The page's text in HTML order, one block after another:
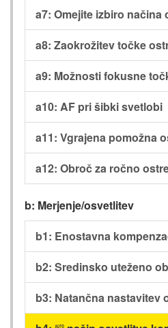
a7: Omejite izbiro načina
a8: Zaokrožitev točke
a9: Možnosti fokusne
a10: AF pri šibki svetlobi
a11: Vgrajena pomožna
a12: Obroč za ročno
b: Merjenje/osvetlitev
b1: Enostavna
b2: Sredinsko uteženo
b3: Natančna nastavitev